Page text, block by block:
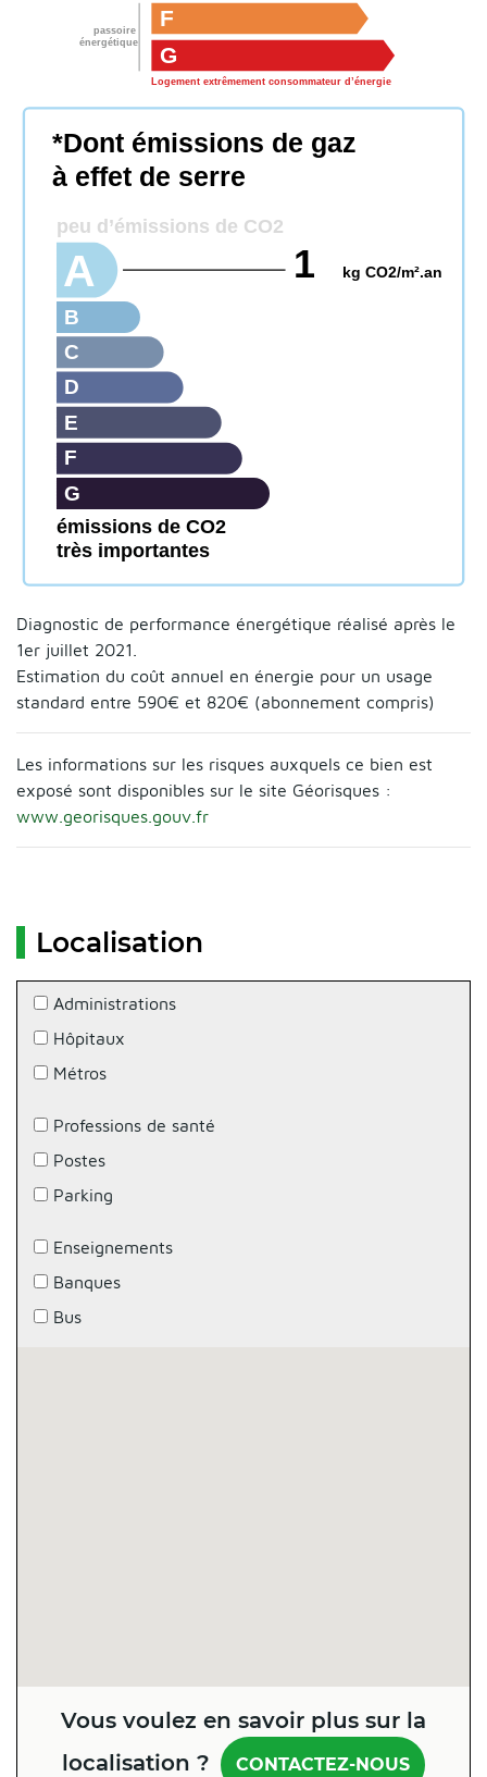
passoire
énergétique
G
Logement extrêmement consommateur d’énergie
F
émissions de CO2
très importantes
*Dont émissions de gaz
à effet de serre
peu d’émissions de CO2
G
F
E
D
C
B
A 1 kg CO2/m².an
Diagnostic de performance énergétique réalisé après le
1er juillet 2021.
Estimation du coût annuel en énergie pour un usage
standard entre 590€ et 820€ (abonnement compris)
Les informations sur les risques auxquels ce bien est
exposé sont disponibles sur le site Géorisques :
www.georisques.gouv.fr
Localisation
Administrations
Hôpitaux
Métros
Professions de santé
Postes
Parking
Enseignements
Banques
Bus
Vous voulez en savoir plus sur la
localisation ?
CONTACTEZ-NOUS